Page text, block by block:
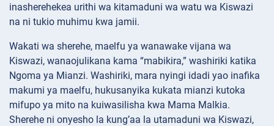
inasherehekea urithi wa kitamaduni wa watu wa Kiswazi
na ni tukio muhimu kwa jamii.
Wakati wa sherehe, maelfu ya wanawake vijana wa
Kiswazi, wanaojulikana kama “mabikira,” washiriki katika
Ngoma ya Mianzi. Washiriki, mara nyingi idadi yao inafika
makumi ya maelfu, hukusanyika kukata mianzi kutoka
mifupo ya mito na kuiwasilisha kwa Mama Malkia.
Sherehe ni onyesho la kung’aa la utamaduni wa Kiswazi,